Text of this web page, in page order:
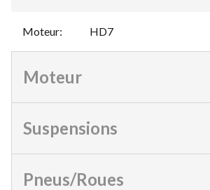
Moteur: HD7
Moteur
Suspensions
Pneus/Roues